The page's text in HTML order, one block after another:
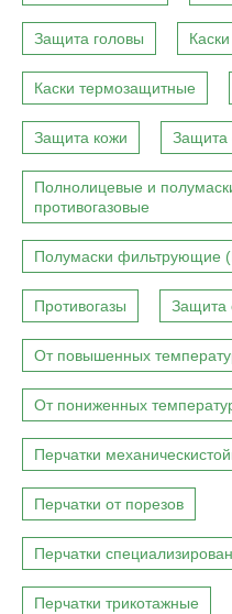
Защита головы
Каски термозащитные
Защита кожи Защита
Полнолицевые и
противогазовые
Полумаски фильтрующие
Противогазы Защита
От повышенных
От пониженных
Перчатки
Перчатки от порезов
Перчатки
Перчатки трикотажные